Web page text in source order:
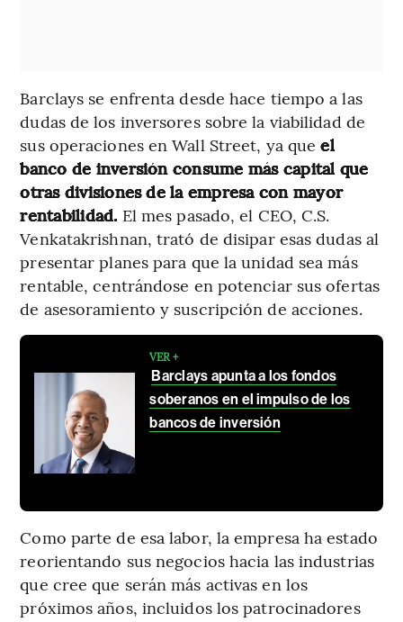
Barclays se enfrenta desde hace tiempo a las
dudas de los inversores sobre la viabilidad de
sus operaciones en Wall Street, ya queel
banco de inversión consume más capital que
otras divisiones de la empresa con mayor
rentabilidad. El mes pasado, el CEO, C.S.
Venkatakrishnan, trató de disipar esas dudas al
presentar planes para que la unidad sea más
rentable, centrándose en potenciar sus ofertas
de asesoramiento y suscripción de acciones.
VER +
Barclays apunta a los fondos
soberanos en el impulso de los
bancos de inversión
Como parte de esa labor, la empresa ha estado
reorientando sus negocios hacia las industrias
que cree que serán más activas en los
próximos años, incluidos los patrocinadores